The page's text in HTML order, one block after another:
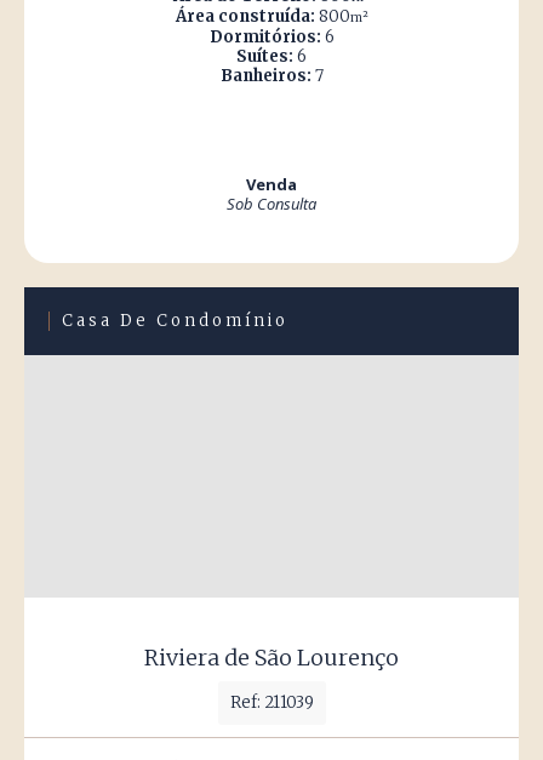
Área construída: 800m²
Dormitórios: 6
Suítes: 6
Banheiros: 7
Venda
Sob Consulta
Casa De Condomínio
Riviera de São Lourenço
Ref: 211039